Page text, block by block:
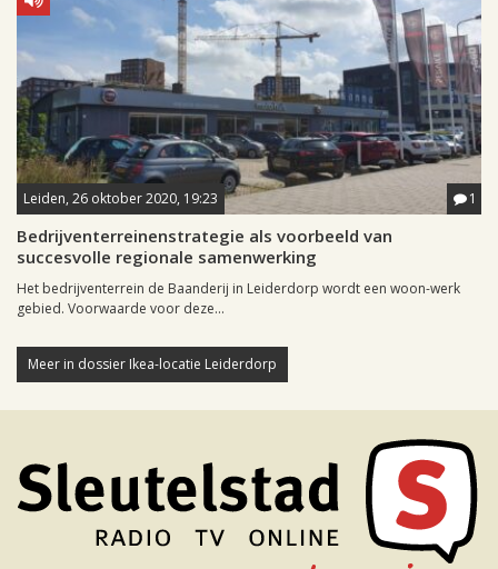
Leiden, 26 oktober 2020, 19:23 1
Bedrijventerreinenstrategie als voorbeeld van
succesvolle regionale samenwerking
Het bedrijventerrein de Baanderij in Leiderdorp wordt een woon-werk
gebied. Voorwaarde voor deze...
Meer in dossier Ikea-locatie Leiderdorp